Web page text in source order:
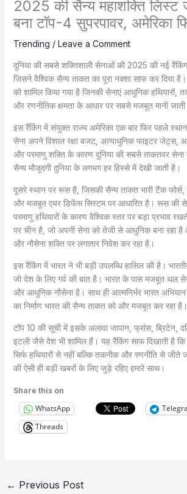
2025 की सैन्य महाशक्ति लिस्ट
बना टॉप-4 सुपरपावर, अमेरिका
Trending / Leave a Comment
दुनिया की सबसे शक्तिशाली सेनाओं की 2025 की नई
जिसने वैश्विक सैन्य ताकत का पूरा नक्शा साफ कर दिया
को शामिल किया गया है जिनकी सेनाएं आधुनिक हथियारों,
और रणनीतिक क्षमता के आधार पर सबसे मजबूत मानी जाती
इस रैंकिंग में संयुक्त राज्य अमेरिका एक बार फिर पहले
सेना अपने विशाल रक्षा बजट, अत्याधुनिक फाइटर जेट्स,
और परमाणु शक्ति के कारण दुनिया की सबसे ताकतवर सेना
सैन्य मौजूदगी दुनिया के लगभग हर हिस्से में देखी जाती है।
दूसरे स्थान पर रूस है, जिसकी सैन्य ताकत भारी टैंक फोर्स,
और मजबूत एयर डिफेंस सिस्टम पर आधारित है। रूस की
परमाणु हथियारों के कारण वैश्विक स्तर पर बड़ा प्रभाव
पर चीन है, जो अपनी सेना को तेजी से आधुनिक बना रहा है
और नौसेना शक्ति पर लगातार निवेश कर रहा है।
इस रैंकिंग में भारत ने भी बड़ी उपलब्धि हासिल की है।
जो देश के लिए गर्व की बात है। भारत के पास मजबूत थल
और आधुनिक नौसेना है। साथ ही आत्मनिर्भर भारत
का निर्माण भारत की सैन्य ताकत को और मजबूत कर रहा है।
टॉप 10 की सूची में इसके अलावा जापान, फ्रांस, ब्रिटेन,
इटली जैसे देश भी शामिल हैं। यह रैंकिंग साफ दिखाती है
सिर्फ हथियारों से नहीं बल्कि तकनीक और रणनीति से जीते
की ऐसी ही बड़ी खबरों के लिए जुड़े रहिए हमारे साथ।
Share this on
WhatsApp
Threads
← Previous Post